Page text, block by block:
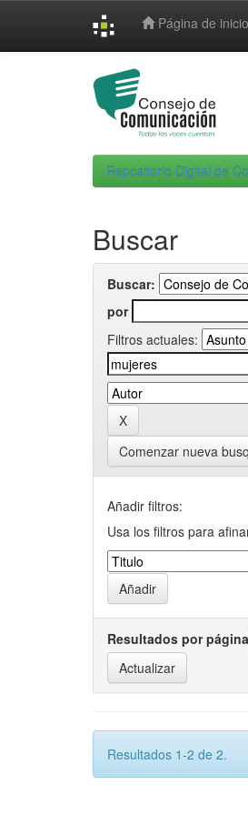
Página de inicio
Repositorio Digital de
Buscar
Buscar:
por
Filtros actuales:
Comenzar nueva
Añadir filtros:
Usa los filtros para
Resultados por página
Resultados 1-2 de 2.